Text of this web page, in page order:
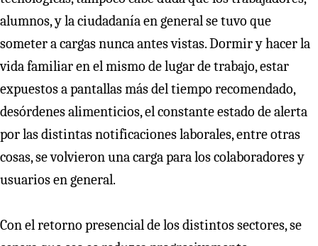
alumnos, y la ciudadanía en general se tuvo que
someter a cargas nunca antes vistas. Dormir y hacer la
vida familiar en el mismo de lugar de trabajo, estar
expuestos a pantallas más del tiempo recomendado,
desórdenes alimenticios, el constante estado de alerta
por las distintas notificaciones laborales, entre otras
cosas, se volvieron una carga para los colaboradores y
usuarios en general.
Con el retorno presencial de los distintos sectores, se